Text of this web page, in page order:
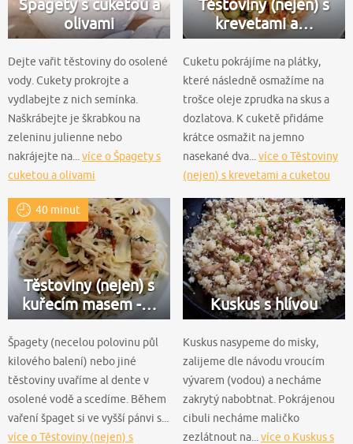
Špagety s cuketou a
olivami
Dejte vařit těstoviny do osolené
vody. Cukety prokrojte a
vydlabejte z nich semínka.
Naškrábejte je škrabkou na
zeleninu julienne nebo
nakrájejte na... více o Špagety s
cuketou a olivami
Těstoviny (nejen) s
krevetami a…
Cuketu pokrájíme na plátky,
které následně osmažíme na
trošce oleje zprudka na skus a
dozlatova. K cuketě přidáme
krátce osmažit na jemno
nasekané dva... více o Těstoviny
(nejen) s krevetami a cuketou
40 minut
Těstoviny (nejen) s
kuřecím masem -…
Špagety (necelou polovinu půl
kilového balení) nebo jiné
těstoviny uvaříme al dente v
osolené vodě a scedíme. Během
vaření špaget si ve vyšší pánvi s...
více o Těstoviny (nejen) s
Kuskus s hlívou
Kuskus nasypeme do misky,
zalijeme dle návodu vroucím
vývarem (vodou) a necháme
zakrytý nabobtnat. Pokrájenou
cibuli necháme maličko
zezlátnout na... více o Kuskus s